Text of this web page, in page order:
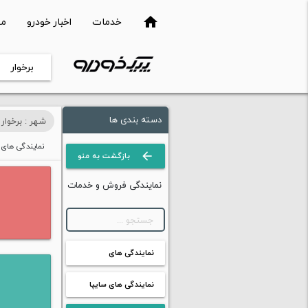
home خدمات اخبار خودرو
برخوار
دسته بندی ها
arrow_forward بازگشت به منو
نمایندگی فروش و خدمات
نمایندگی های
ایرانخودرو
نمایندگی های سایپا
شهر : برخوار
نمایندگی